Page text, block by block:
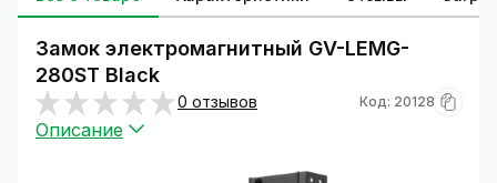
Замок электромагнитный GV-LEMG-
280ST Black
0 отзывов Код: 20128
Описание